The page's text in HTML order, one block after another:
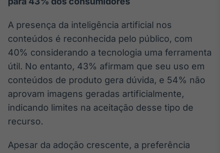
notícias e
Broadcast
Fundos
A melhor
plataforma para
analisar fundos
de investimento
no Brasil
IA
A presença da inteligência artificial nos
conteúdos é reconhecida pelo público, com
40% considerando a tecnologia uma ferramenta
útil. No entanto, 43% afirmam que seu uso em
conteúdos de produto gera dúvida, e 54% não
aprovam imagens geradas artificialmente,
indicando limites na aceitação desse tipo de
recurso.
Apesar da adoção crescente, a preferência